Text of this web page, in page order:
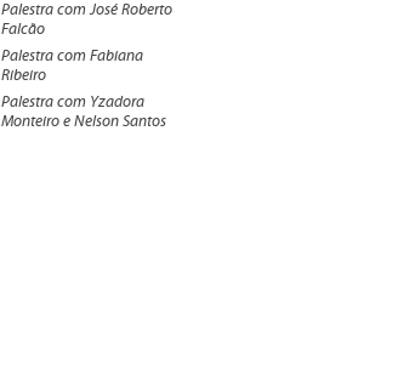
Palestra com José Roberto
Falcão
Palestra com Fabiana
Ribeiro
Palestra com Yzadora
Monteiro e Nelson Santos